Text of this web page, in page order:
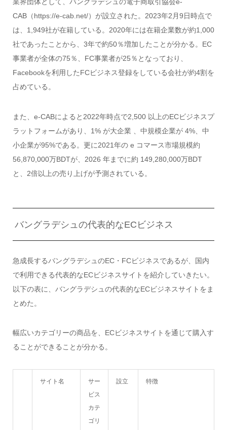
業界団体として、バングラデシュの電子商取引協会e-
CAB（https://e-cab.net/）が設立された。2023年2月9日時点で
は、1,949社が在籍している。2020年には在籍企業数が約1,000
社であったことから、3年で約50％増加したことが分かる。EC
事業者が全体の75％、FC事業者が25％となっており、
Facebookを利用したFCビジネス登録をしている会社が約4割を
占めている。
また、e-CABによると2022年時点で2,500 以上のECビジネスプ
ラットフォームがあり、1% が大企業 、中規模企業が 4%、中
小企業が95%である。更に2021年の e コマース市場規模約
56,870,000万BDTが、2026 年までに約 149,280,000万BDT
と、2倍以上の売り上げが予測されている。
バングラデシュの代表的なECビジネス
急成長するバングラデシュのEC・FCビジネスであるが、国内
で利用できる代表的なECビジネスサイトを紹介していきたい。
以下の表に、バングラデシュの代表的なECビジネスサイトをま
とめた。
幅広いカテゴリーの商品を、ECビジネスサイトを通じて購入す
ることができることが分かる。
サイト名
サー
ビス
カテ
ゴリ
設立 特徴